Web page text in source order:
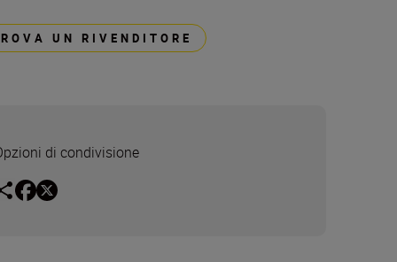
UN RIVENDITORE
di condivisione